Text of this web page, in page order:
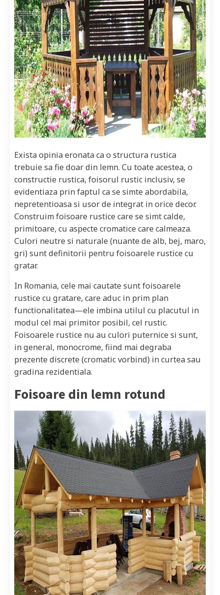
Exista opinia eronata ca o structura rustica
trebuie sa fie doar din lemn. Cu toate acestea, o
constructie rustica, foisorul rustic inclusiv, se
evidentiaza prin faptul ca se simte abordabila,
nepretentioasa si usor de integrat in orice decor.
Construim foisoare rustice care se simt calde,
primitoare, cu aspecte cromatice care calmeaza.
Culori neutre si naturale (nuante de alb, bej, maro,
gri) sunt definitorii pentru foisoarele rustice cu
gratar.
In Romania, cele mai cautate sunt foisoarele
rustice cu gratare, care aduc in prim plan
functionalitatea—ele imbina utilul cu placutul in
modul cel mai primitor posibil, cel rustic.
Foisoarele rustice nu au culori puternice si sunt,
in general, monocrome, fiind mai degraba
prezente discrete (cromatic vorbind) in curtea sau
gradina rezidentiala.
Foisoare din lemn rotund